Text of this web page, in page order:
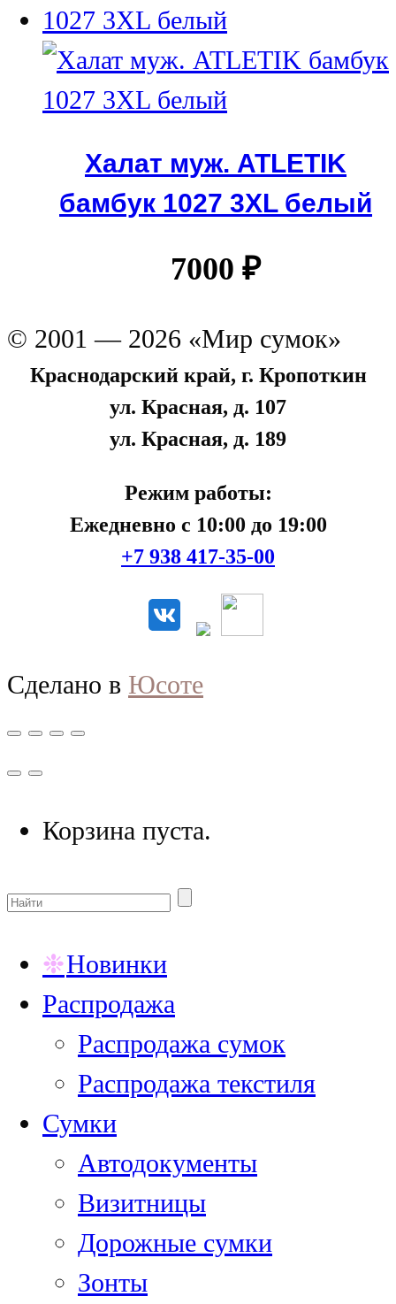
Халат муж. ATLETIK
бамбук 1027 3XL белый
7000 ₽
© 2001 — 2026 «Мир сумок»
Краснодарский край, г. Кропоткин
ул. Красная, д. 107
ул. Красная, д. 189
Режим работы:
Ежедневно с 10:00 до 19:00
+7 938 417-35-00
Сделано в Юсоте
Корзина пуста.
Новинки
Распродажа
Распродажа сумок
Распродажа текстиля
Сумки
Автодокументы
Визитницы
Дорожные сумки
Зонты